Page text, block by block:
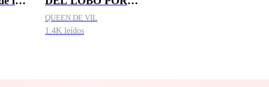
ACCIDENTE
QUEEN DE VIL
1.4K leídos